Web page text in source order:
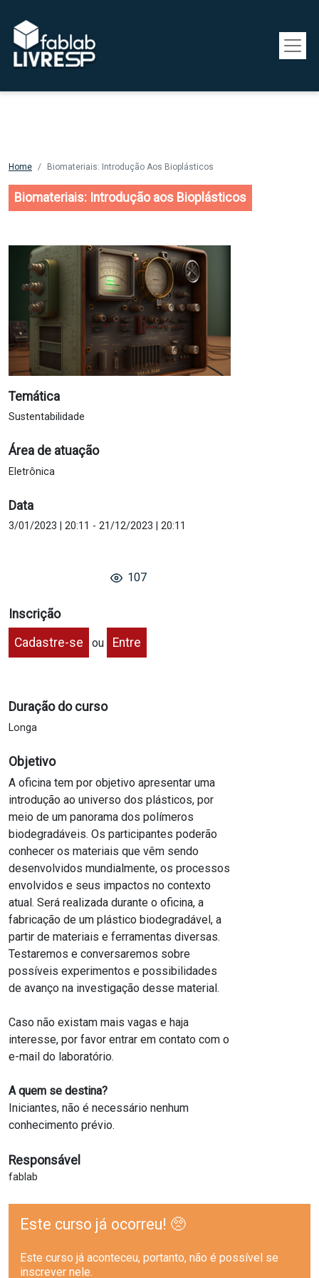
Home Biomateriais: Introdução Aos Bioplásticos
Biomateriais: Introdução aos Bioplásticos
Temática
Sustentabilidade
Área de atuação
Eletrônica
Data
3/01/2023 | 20:11 - 21/12/2023 | 20:11
Inscrição
Cadastre-se
ou Entre
107
Duração do curso
Longa
Objetivo
A oficina tem por objetivo apresentar uma
introdução ao universo dos plásticos, por
meio de um panorama dos polímeros
biodegradáveis. Os participantes poderão
conhecer os materiais que vêm sendo
desenvolvidos mundialmente, os processos
envolvidos e seus impactos no contexto
atual. Será realizada durante o oficina, a
fabricação de um plástico biodegradável, a
partir de materiais e ferramentas diversas.
Testaremos e conversaremos sobre
possíveis experimentos e possibilidades
de avanço na investigação desse material.
Caso não existam mais vagas e haja
interesse, por favor entrar em contato com o
e-mail do laboratório.
A quem se destina?
Iniciantes, não é necessário nenhum
conhecimento prévio.
Responsável
fablab
Este curso já ocorreu! 🥺
Este curso já aconteceu, portanto, não é possível se
inscrever nele.